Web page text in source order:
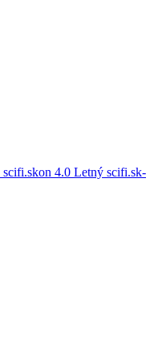
scifi.skon 4.0 Letný scifi.sk-